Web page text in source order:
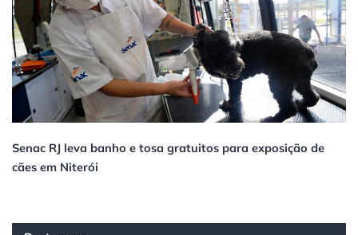
Senac RJ leva banho e tosa gratuitos para exposição de
cães em Niterói